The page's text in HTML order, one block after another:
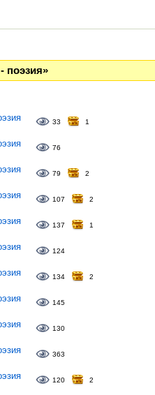
поэзия»
33 1
76
79 2
107 2
137 1
124
134 2
145
130
363
120 2